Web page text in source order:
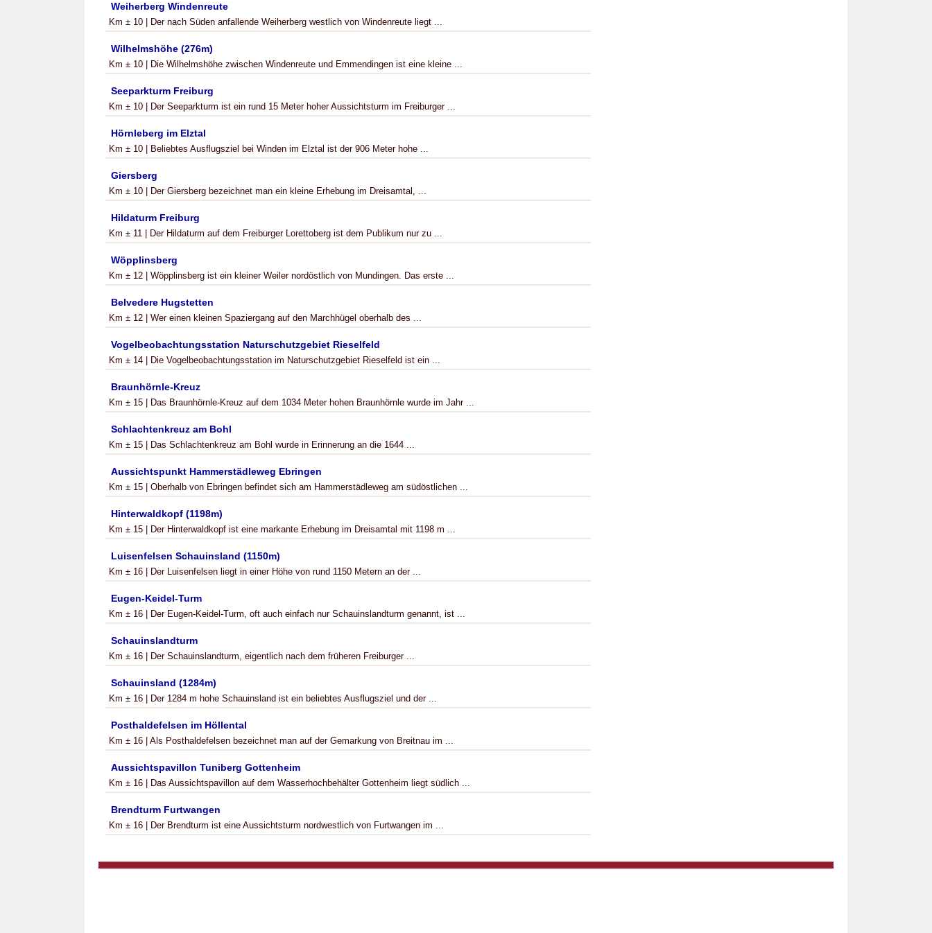
Weiherberg Windenreute
Km ± 10 | Der nach Süden anfallende Weiherberg westlich von Windenreute liegt ...
Wilhelmshöhe (276m)
Km ± 10 | Die Wilhelmshöhe zwischen Windenreute und Emmendingen ist eine kleine ...
Seeparkturm Freiburg
Km ± 10 | Der Seeparkturm ist ein rund 15 Meter hoher Aussichtsturm im Freiburger ...
Hörnleberg im Elztal
Km ± 10 | Beliebtes Ausflugsziel bei Winden im Elztal ist der 906 Meter hohe ...
Giersberg
Km ± 10 | Der Giersberg bezeichnet man ein kleine Erhebung im Dreisamtal, ...
Hildaturm Freiburg
Km ± 11 | Der Hildaturm auf dem Freiburger Lorettoberg ist dem Publikum nur zu ...
Wöpplinsberg
Km ± 12 | Wöpplinsberg ist ein kleiner Weiler nordöstlich von Mundingen. Das erste ...
Belvedere Hugstetten
Km ± 12 | Wer einen kleinen Spaziergang auf den Marchhügel oberhalb des ...
Vogelbeobachtungsstation Naturschutzgebiet Rieselfeld
Km ± 14 | Die Vogelbeobachtungsstation im Naturschutzgebiet Rieselfeld ist ein ...
Braunhörnle-Kreuz
Km ± 15 | Das Braunhörnle-Kreuz auf dem 1034 Meter hohen Braunhörnle wurde im Jahr ...
Schlachtenkreuz am Bohl
Km ± 15 | Das Schlachtenkreuz am Bohl wurde in Erinnerung an die 1644 ...
Aussichtspunkt Hammerstädleweg Ebringen
Km ± 15 | Oberhalb von Ebringen befindet sich am Hammerstädleweg am südöstlichen ...
Hinterwaldkopf (1198m)
Km ± 15 | Der Hinterwaldkopf ist eine markante Erhebung im Dreisamtal mit 1198 m ...
Luisenfelsen Schauinsland (1150m)
Km ± 16 | Der Luisenfelsen liegt in einer Höhe von rund 1150 Metern an der ...
Eugen-Keidel-Turm
Km ± 16 | Der Eugen-Keidel-Turm, oft auch einfach nur Schauinslandturm genannt, ist ...
Schauinslandturm
Km ± 16 | Der Schauinslandturm, eigentlich nach dem früheren Freiburger ...
Schauinsland (1284m)
Km ± 16 | Der 1284 m hohe Schauinsland ist ein beliebtes Ausflugsziel und der ...
Posthaldefelsen im Höllental
Km ± 16 | Als Posthaldefelsen bezeichnet man auf der Gemarkung von Breitnau im ...
Aussichtspavillon Tuniberg Gottenheim
Km ± 16 | Das Aussichtspavillon auf dem Wasserhochbehälter Gottenheim liegt südlich ...
Brendturm Furtwangen
Km ± 16 | Der Brendturm ist eine Aussichtsturm nordwestlich von Furtwangen im ...